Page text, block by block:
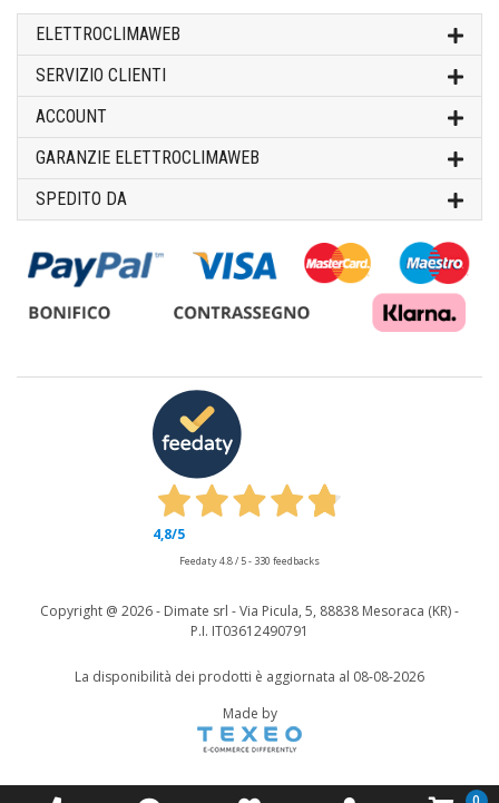
ELETTROCLIMAWEB
SERVIZIO CLIENTI
ACCOUNT
GARANZIE ELETTROCLIMAWEB
SPEDITO DA
Copyright @ 2026 - Dimate srl - Via Picula, 5, 88838 Mesoraca (KR) -
P.I. IT03612490791
La disponibilità dei prodotti è aggiornata al 08-08-2026
4,8/5
Feedaty4.8/ 5- 330 feedbacks
Made by